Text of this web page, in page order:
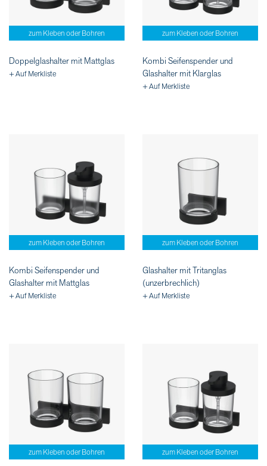
zum Kleben oder Bohren
Doppelglashalter mit Mattglas
+ Auf Merkliste
zum Kleben oder Bohren
Kombi Seifenspender und
Glashalter mit Klarglas
+ Auf Merkliste
zum Kleben oder Bohren
Kombi Seifenspender und
Glashalter mit Mattglas
+ Auf Merkliste
zum Kleben oder Bohren
Glashalter mit Tritanglas
(unzerbrechlich)
+ Auf Merkliste
zum Kleben oder Bohren zum Kleben oder Bohren